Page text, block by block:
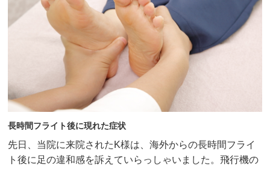
長時間フライト後に現れた症状
先日、当院に来院されたK様は、海外からの長時間フライ
ト後に足の違和感を訴えていらっしゃいました。飛行機の